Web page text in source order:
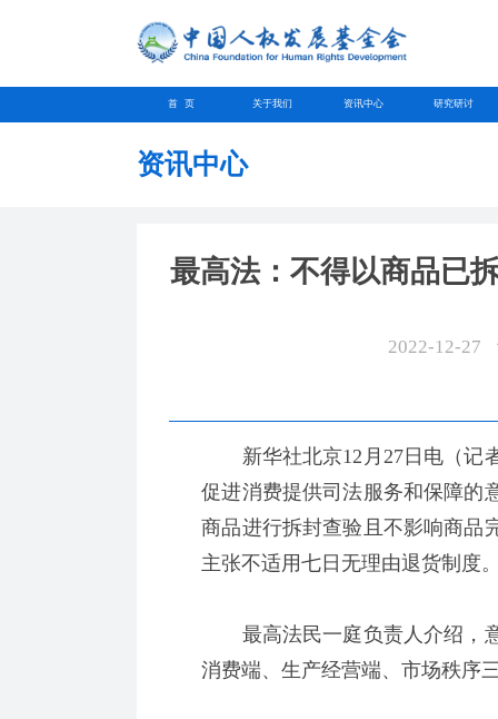
首 页 关于我们 资讯中心 研究研讨
资讯中心
最高法：不得以商品已
2022-12-27
新华社北京12月27日电（记
促进消费提供司法服务和保障的
商品进行拆封查验且不影响商品
主张不适用七日无理由退货制度
最高法民一庭负责人介绍，意
消费端、生产经营端、市场秩序